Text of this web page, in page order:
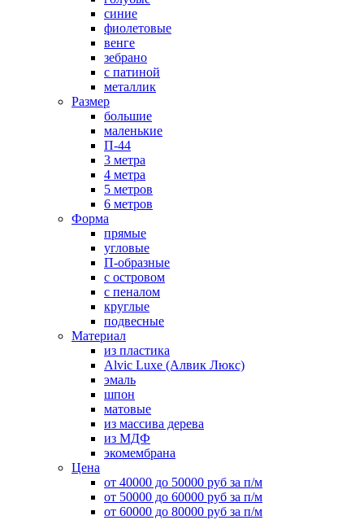
синие
фиолетовые
венге
зебрано
с патиной
металлик
Размер
большие
маленькие
П-44
3 метра
4 метра
5 метров
6 метров
Форма
прямые
угловые
П-образные
с островом
с пеналом
круглые
подвесные
Материал
из пластика
Alvic Luxe (Алвик Люкс)
эмаль
шпон
матовые
из массива дерева
из МДФ
экомембрана
Цена
от 40000 до 50000 руб за п/м
от 50000 до 60000 руб за п/м
от 60000 до 80000 руб за п/м